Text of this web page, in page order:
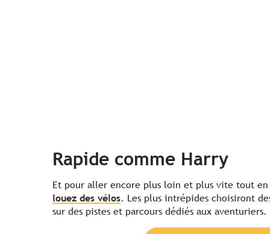
Rapide comme Harry
Et pour aller encore plus loin et plus vite tout en
louez des vélos. Les plus intrépides choisiront
sur des pistes et parcours dédiés aux aventuriers.